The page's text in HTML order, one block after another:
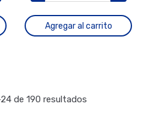
Agregar al carrito
de 190 resultados